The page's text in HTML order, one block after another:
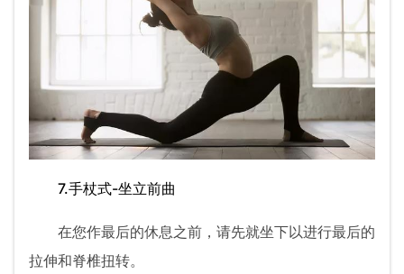
7.手杖式-坐立前曲
在您作最后的休息之前，请先就坐下以进行最后的
拉伸和脊椎扭转。